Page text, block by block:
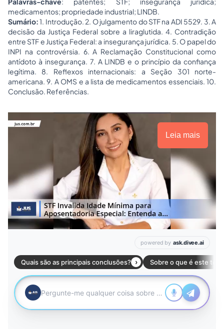
medicamentos; propriedade industrial; LINDB.
Sumário:1. Introdução. 2. O julgamento do STF na ADI 5529. 3. A
decisão da Justiça Federal sobre a liraglutida. 4. Contradição
entre STF e Justiça Federal: a insegurança jurídica. 5. O papel do
INPI na controvérsia. 6. A Reclamação Constitucional como
antídoto à insegurança. 7. A LINDB e o princípio da confiança
legítima. 8. Reflexos internacionais: a Seção 301 norte-
americana. 9. A OMS e a lista de medicamentos essenciais. 10.
Conclusão. Referências.
Leia mais